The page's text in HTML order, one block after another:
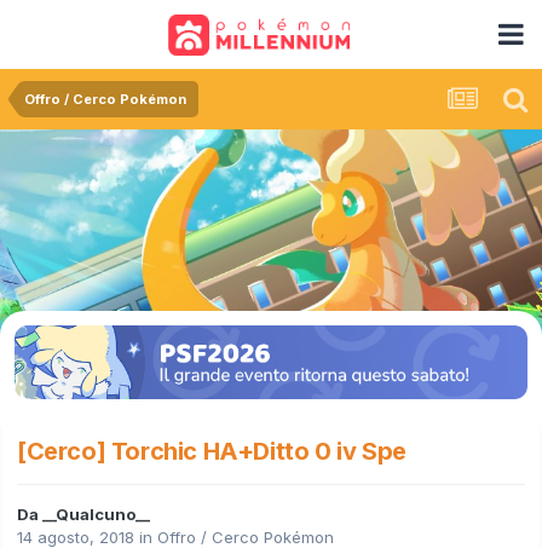
Offro / Cerco Pokémon
[Cerco] Torchic HA+Ditto 0 iv Spe
Da
__Qualcuno__
14 agosto, 2018 in Offro / Cerco Pokémon